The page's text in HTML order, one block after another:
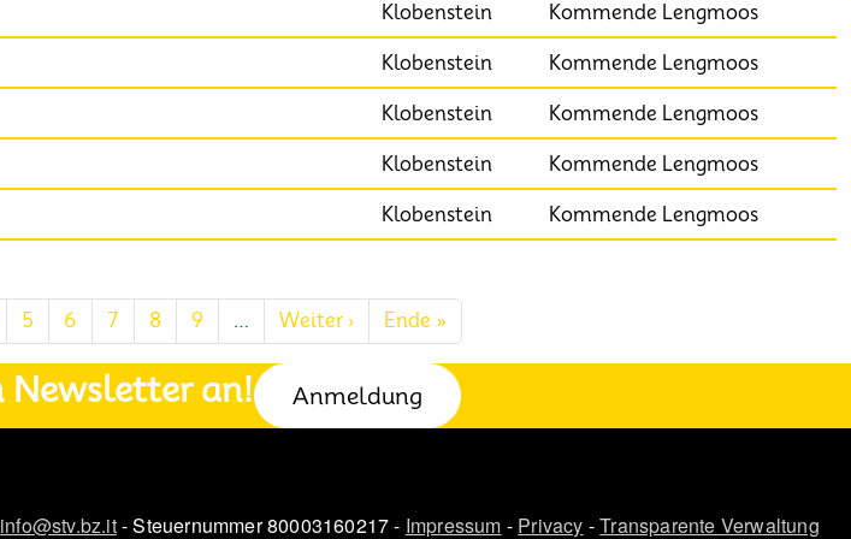
Klobenstein Kommende Lengmoos
Klobenstein Kommende Lengmoos
Klobenstein Kommende Lengmoos
Klobenstein Kommende Lengmoos
Klobenstein Kommende Lengmoos
5 6 7 8 9 … Weiter › Nächste Seite
Ende »
Newsletter an! Anmeldung
info@stv.bz.it- Steuernummer 80003160217 - Impressum - Privacy -Transparente Verwaltung